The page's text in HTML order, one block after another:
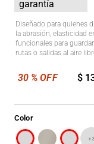
Diseñado para quienes
la abrasión, elasticidad
funcionales para
rutas o salidas al aire
$
Color
+ 3